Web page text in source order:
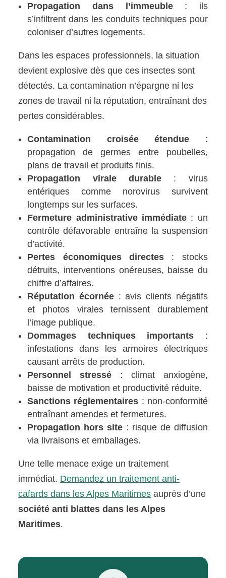
Propagation dans l’immeuble: ils
s’infiltrent dans les conduits techniques pour
coloniser d’autres logements.
Dans les espaces professionnels, la situation
devient explosive dès que ces insectes sont
détectés. La contamination n’épargne ni les
zones de travail ni la réputation, entraînant des
pertes considérables.
Contamination croisée étendue :
propagation de germes entre poubelles,
plans de travail et produits finis.
Propagation virale durable : virus
entériques comme norovirus survivent
longtemps sur les surfaces.
Fermeture administrative immédiate : un
contrôle défavorable entraîne la suspension
d’activité.
Pertes économiques directes : stocks
détruits, interventions onéreuses, baisse du
chiffre d’affaires.
Réputation écornée: avis clients négatifs
et photos virales ternissent durablement
l’image publique.
Dommages techniques importants :
infestations dans les armoires électriques
causant arrêts de production.
Personnel stressé : climat anxiogène,
baisse de motivation et productivité réduite.
Sanctions réglementaires : non-conformité
entraînant amendes et fermetures.
Propagation hors site : risque de diffusion
via livraisons et emballages.
Une telle menace exige un traitement
immédiat. Demandez un traitement anti-
cafards dans les Alpes Maritimes auprès d’une
société anti blattes dans les Alpes
Maritimes.